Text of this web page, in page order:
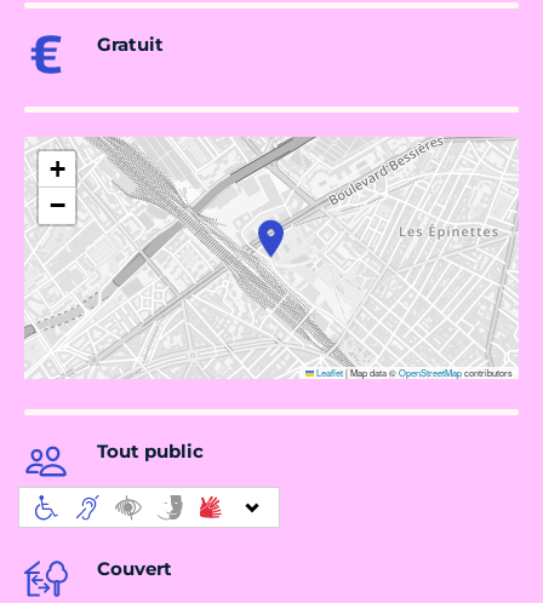
Gratuit
+
−
Leaflet|Map data ©OpenStreetMapcontributors
Tout public
Couvert